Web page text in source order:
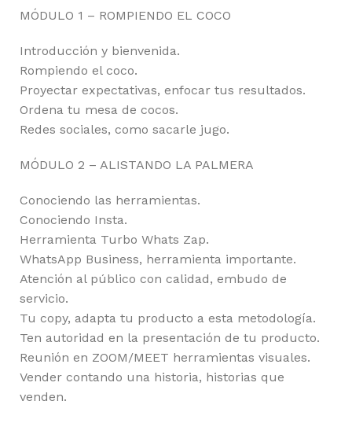
MÓDULO 1 – ROMPIENDO EL COCO
Introducción y bienvenida.
Rompiendo el coco.
Proyectar expectativas, enfocar tus resultados.
Ordena tu mesa de cocos.
Redes sociales, como sacarle jugo.
MÓDULO 2 – ALISTANDO LA PALMERA
Conociendo las herramientas.
Conociendo Insta.
Herramienta Turbo Whats Zap.
WhatsApp Business, herramienta importante.
Atención al público con calidad, embudo de
servicio.
Tu copy, adapta tu producto a esta metodología.
Ten autoridad en la presentación de tu producto.
Reunión en ZOOM/MEET herramientas visuales.
Vender contando una historia, historias que
venden.